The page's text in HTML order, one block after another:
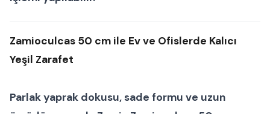
Zamioculcas 50 cm ile Ev ve Ofislerde Kalıcı
Yeşil Zarafet
Parlak yaprak dokusu, sade formu ve uzun